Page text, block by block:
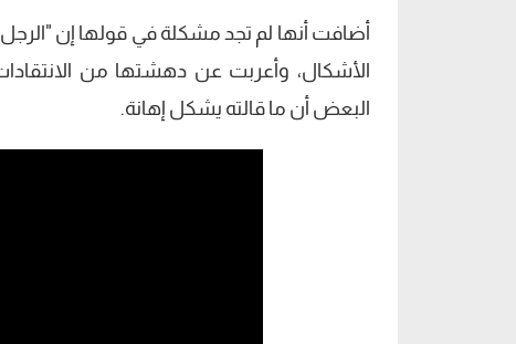
أضافت أنها لم تجد مشكلة في قولها إن
الأشكال، وأعربت عن دهشتها من
البعض أن ما قالته يشكل إهانة.